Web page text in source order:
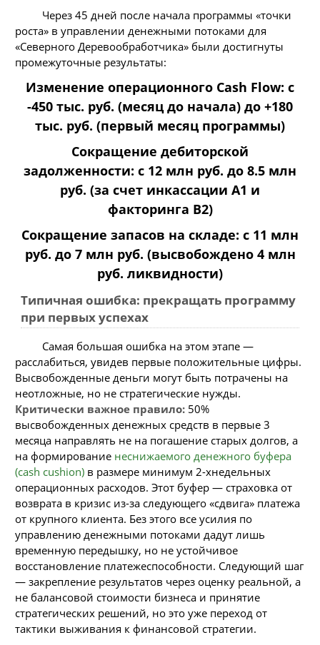
Через 45 дней после начала программы «точки
роста» в управлении денежными потоками для
«Северного Деревообработчика» были достигнуты
промежуточные результаты:
Изменение операционного Cash Flow: с
-450 тыс. руб. (месяц до начала) до +180
тыс. руб. (первый месяц программы)
Сокращение дебиторской
задолженности: с 12 млн руб. до 8.5 млн
руб. (за счет инкассации A1 и
факторинга B2)
Сокращение запасов на складе: с 11 млн
руб. до 7 млн руб. (высвобождено 4 млн
руб. ликвидности)
Типичная ошибка: прекращать программу
при первых успехах
Самая большая ошибка на этом этапе —
расслабиться, увидев первые положительные цифры.
Высвобожденные деньги могут быть потрачены на
неотложные, но не стратегические нужды.
Критически важное правило: 50%
высвобожденных денежных средств в первые 3
месяца направлять не на погашение старых долгов, а
на формирование неснижаемого денежного буфера
(cash cushion) в размере минимум 2-хнедельных
операционных расходов. Этот буфер — страховка от
возврата в кризис из-за следующего «сдвига» платежа
от крупного клиента. Без этого все усилия по
управлению денежными потоками дадут лишь
временную передышку, но не устойчивое
восстановление платежеспособности. Следующий шаг
— закрепление результатов через оценку реальной, а
не балансовой стоимости бизнеса и принятие
стратегических решений, но это уже переход от
тактики выживания к финансовой стратегии.